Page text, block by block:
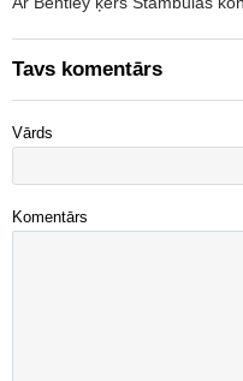
Tavs komentārs
Vārds
Komentārs